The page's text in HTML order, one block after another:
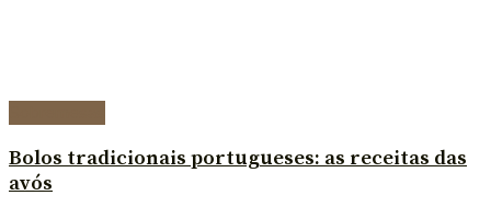
Bolos tradicionais portugueses: as receitas das
avós